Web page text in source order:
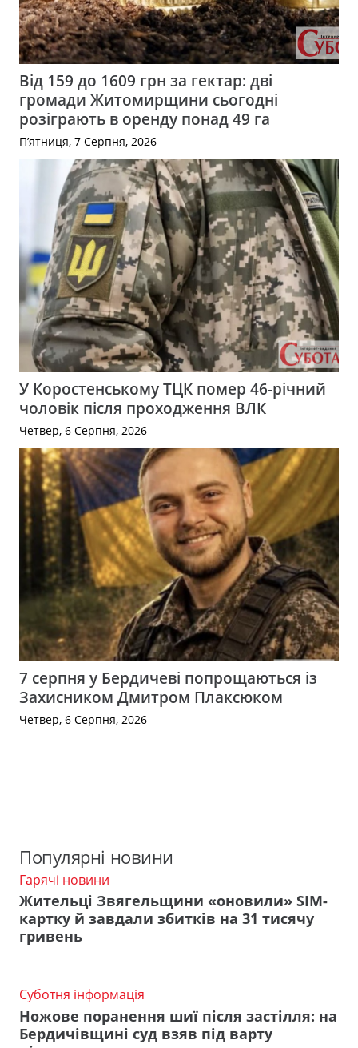
Від 159 до 1609 грн за гектар: дві
громади Житомирщини сьогодні
розіграють в оренду понад 49 га
П’ятниця, 7 Серпня, 2026
У Коростенському ТЦК помер 46-річний
чоловік після проходження ВЛК
Четвер, 6 Серпня, 2026
7 серпня у Бердичеві попрощаються із
Захисником Дмитром Плаксюком
Четвер, 6 Серпня, 2026
Популярні новини
Гарячі новини
Жительці Звягельщини «оновили» SIM-
картку й завдали збитків на 31 тисячу
гривень
Суботня інформація
Ножове поранення шиї після застілля: на
Бердичівщині суд взяв під варту